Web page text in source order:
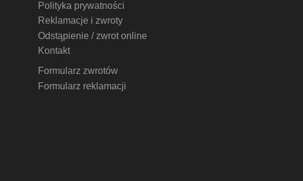
Polityka prywatności
Reklamacje i zwroty
Odstąpienie / zwrot online
Kontakt
Formularz zwrotów
Formularz reklamacji